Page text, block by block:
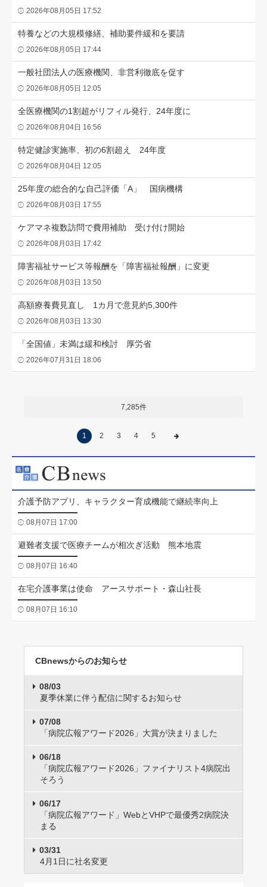
2026年08月05日 17:52
特養などの大規模修繕、補助要件緩和を要請
2026年08月05日 17:44
一般社団法人の医療機関、非営利徹底を促す
2026年08月05日 12:05
全医療機関の1割超がリフィル発行、24年度に
2026年08月04日 16:56
特定健診実施率、初の6割超え 24年度
2026年08月04日 12:05
25年度の総合的な自己評価「A」 国病機構
2026年08月03日 17:55
ケアマネ複数訪問で費用補助 受け付け開始
2026年08月03日 17:42
障害福祉サービス等報酬を「障害福祉報酬」に変更
2026年08月03日 13:50
高額療養費見直し 1カ月で意見約5,300件
2026年08月03日 13:30
「全国値」未満は緩和検討 厚労省
2026年07月31日 18:06
7,285件
1 2 3 4 5
介護予防アプリ、キャラクター育成機能で継続率向上
08月07日 17:00
避難者支援で医療チームが相次ぎ活動 熊本地震
08月07日 16:40
在宅介護事業は使命 アースサポート・森山社長
08月07日 16:10
CBnewsからのお知らせ
08/03
夏季休業に伴う配信に関するお知らせ
07/08
「病院広報アワード2026」大賞が決まりました
06/18
「病院広報アワード2026」ファイナリスト4病院出
そろう
06/17
「病院広報アワード」WebとVHPで最優秀2病院決
まる
03/31
4月1日に社名変更